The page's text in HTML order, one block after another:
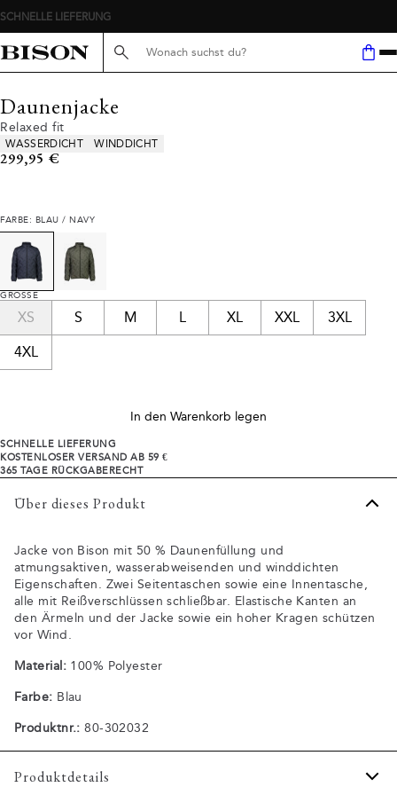
SCHNELLE LIEFERUNG
Suche hier...
Daunenjacke
Relaxed fit
Produkteigenschaften
WASSERDICHT WINDDICHT
Preis
299,95 €
FARBE: BLAU / NAVY
GRÖSSE
XS S M L XL XXL 3XL
4XL
In den Warenkorb legen
SCHNELLE LIEFERUNG
KOSTENLOSER VERSAND AB 59 €
365 TAGE RÜCKGABERECHT
Über dieses Produkt
Jacke von Bison mit 50 % Daunenfüllung und
atmungsaktiven, wasserabweisenden und winddichten
Eigenschaften. Zwei Seitentaschen sowie eine Innentasche,
alle mit Reißverschlüssen schließbar. Elastische Kanten an
den Ärmeln und der Jacke sowie ein hoher Kragen schützen
vor Wind.
Material:100% Polyester
Farbe: Blau
Produktnr.: 80-302032
Produktdetails